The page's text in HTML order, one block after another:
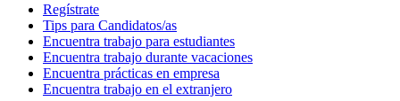
Regístrate
Tips para Candidatos/as
Encuentra trabajo para estudiantes
Encuentra trabajo durante vacaciones
Encuentra prácticas en empresa
Encuentra trabajo en el extranjero